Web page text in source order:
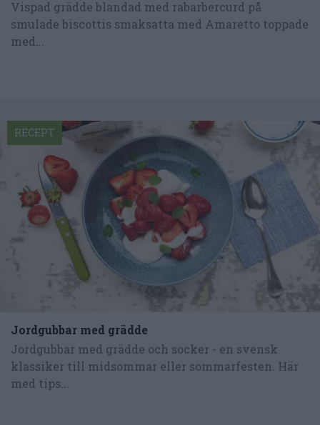
Vispad grädde blandad med rabarbercurd på
smulade biscottis smaksatta med Amaretto toppade
med...
Jordgubbar med grädde
Jordgubbar med grädde och socker - en svensk
klassiker till midsommar eller sommarfesten. Här
med tips...
RECEPT